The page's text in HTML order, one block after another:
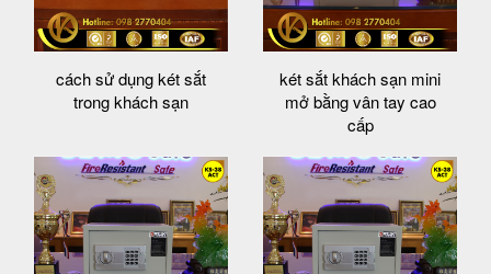
cách sử dụng két sắt
trong khách sạn
két sắt khách sạn mini
mở bằng vân tay cao
cấp